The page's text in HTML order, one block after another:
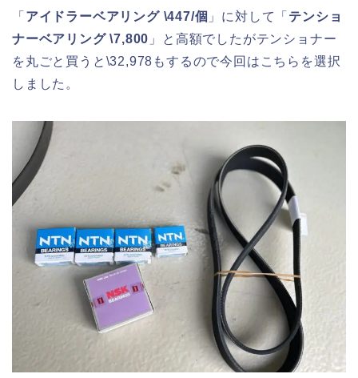
「 アイドラーベアリング \447/個 」に対して「 テンショ
ナーベアリング \7,800 」と高額でしたがテンショナー
を丸ごと買うと\32,978もするので今回はこちらを選択
しました。